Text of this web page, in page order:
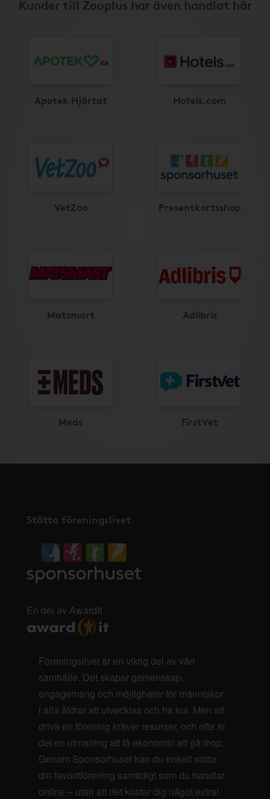
Kunder till Zooplus har även handlat här
Apotek Hjärtat Hotels.com
VetZoo Presentkortsshop
Matsmart Adlibris
Meds FirstVet
Stötta föreningslivet
En del av AwardIt
Föreningslivet är en viktig del av vårt
samhälle. Det skapar gemenskap,
engagemang och möjligheter för människor
i alla åldrar att utvecklas och ha kul. Men att
driva en förening kräver resurser, och ofta är
det en utmaning att få ekonomin att gå ihop.
Genom Sponsorhuset kan du enkelt stötta
din favoritförening samtidigt som du handlar
online – utan att det kostar dig något extra!